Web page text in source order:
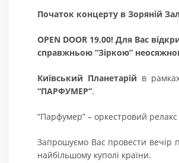
Початок концерту в Зоряній
OPEN DOOR 19.00! Для Вас
справжньою “Зіркою”
Київський Планетарій в
“ПАРФУМЕР“.
“Парфумер” – оркестровий
Запрошуємо Вас провести вечір
найбільшому куполі країни.